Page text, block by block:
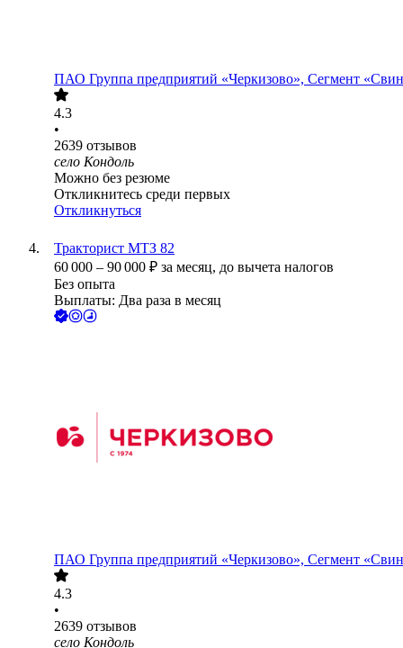
ПАО Группа предприятий «Черкизово», Сегмент
4.3
•
2639 отзывов
село Кондоль
Можно без резюме
Откликнитесь среди первых
Откликнуться
Тракторист МТЗ 82
60 000 – 90 000 ₽ за месяц, до вычета налогов
Без опыта
Выплаты: Два раза в месяц
ПАО Группа предприятий «Черкизово», Сегмент
4.3
•
2639 отзывов
село Кондоль